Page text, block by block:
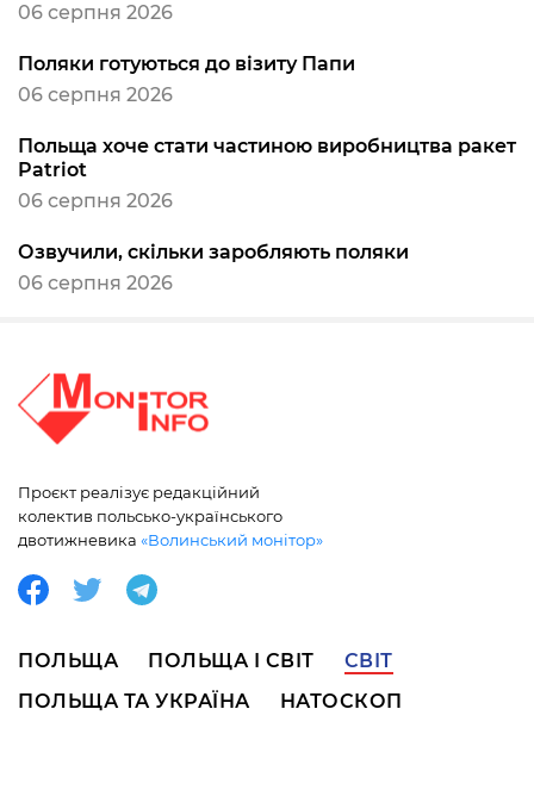
06 серпня 2026
Поляки готуються до візиту Папи
06 серпня 2026
Польща хоче стати частиною виробництва ракет
Patriot
06 серпня 2026
Озвучили, скільки заробляють поляки
06 серпня 2026
Проєкт реалізує редакційний
колектив польсько-українського
двотижневика «Волинський монітор»
ПОЛЬЩА ПОЛЬЩА І СВІТ
СВІТ
ПОЛЬЩА ТА УКРАЇНА
НАТОСКОП